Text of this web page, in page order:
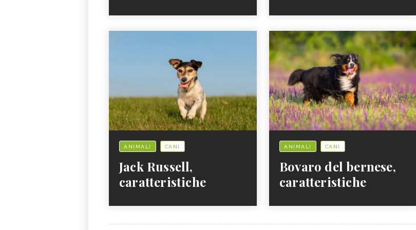
ANIMALI CANI
Jack Russell,
caratteristiche
ANIMALI CANI
Bovaro del bernese,
caratteristiche